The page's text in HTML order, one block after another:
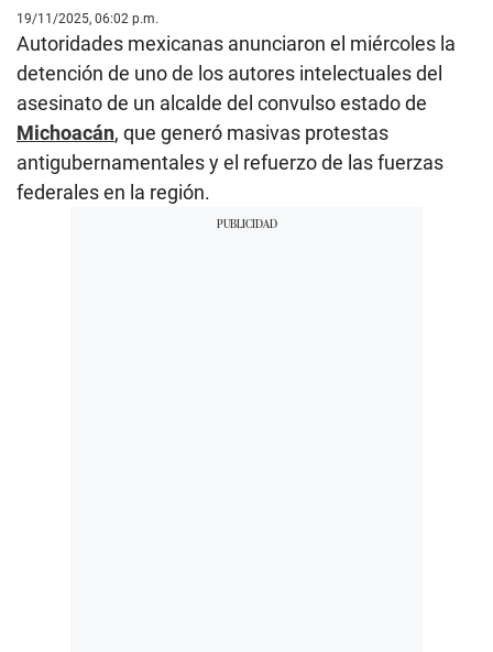
19/11/2025, 06:02 p.m.
Autoridades mexicanas anunciaron el miércoles la
detención de uno de los autores intelectuales del
asesinato de un alcalde del convulso estado de
Michoacán, que generó masivas protestas
antigubernamentales y el refuerzo de las fuerzas
federales en la región.